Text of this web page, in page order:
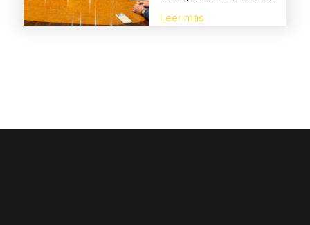
competitividad del
Leer más